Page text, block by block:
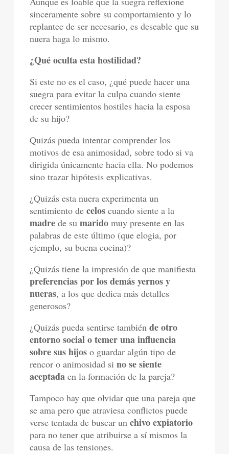
sinceramente sobre su comportamiento y lo
replantee de ser necesario, es deseable que su
nuera haga lo mismo.
¿Qué oculta esta hostilidad?
Si este no es el caso, ¿qué puede hacer una
suegra para evitar la culpa cuando siente
crecer sentimientos hostiles hacia la esposa
de su hijo?
Quizás pueda intentar comprender los
motivos de esa animosidad, sobre todo si va
dirigida únicamente hacia ella. No podemos
sino trazar hipótesis explicativas.
¿Quizás esta nuera experimenta un
sentimiento decelos cuando siente a la
madre de sumarido muy presente en las
palabras de este último (que elogia, por
ejemplo, su buena cocina)?
¿Quizás tiene la impresión de que manifiesta
preferencias por los demás yernos y
nueras, a los que dedica más detalles
generosos?
¿Quizás pueda sentirse tambiénde otro
entorno social o temer una influencia
sobre sus hijos o guardar algún tipo de
rencor o animosidad sino se siente
aceptada en la formación de la pareja?
Tampoco hay que olvidar que una pareja que
se ama pero que atraviesa conflictos puede
verse tentada de buscar un chivo expiatorio
para no tener que atribuirse a sí mismos la
causa de las tensiones.